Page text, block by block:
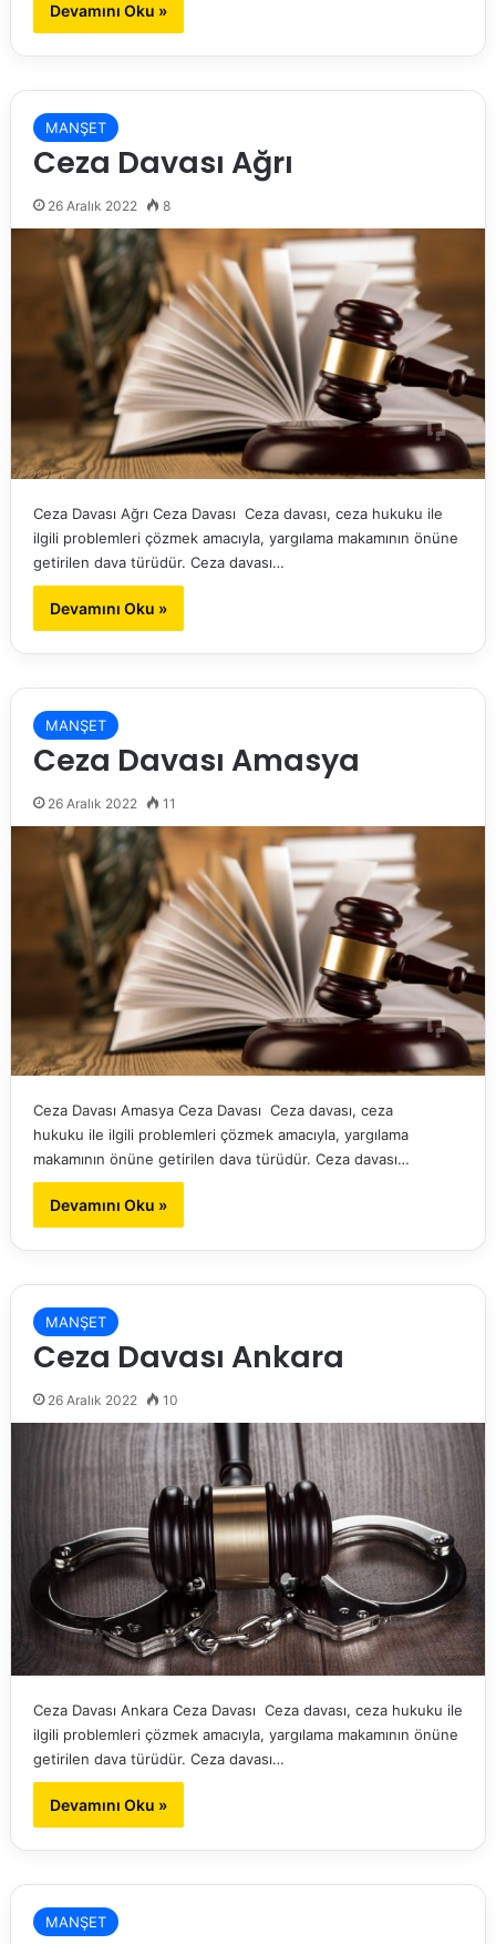
Devamını Oku »
MANŞET
Ceza Davası Ağrı
26 Aralık 2022 8
Ceza Davası Ağrı Ceza Davası Ceza davası, ceza hukuku ile
ilgili problemleri çözmek amacıyla, yargılama makamının önüne
getirilen dava türüdür. Ceza davası…
Devamını Oku »
MANŞET
Ceza Davası Amasya
26 Aralık 2022 11
Ceza Davası Amasya Ceza Davası Ceza davası, ceza
hukuku ile ilgili problemleri çözmek amacıyla, yargılama
makamının önüne getirilen dava türüdür. Ceza davası…
Devamını Oku »
MANŞET
Ceza Davası Ankara
26 Aralık 2022 10
Ceza Davası Ankara Ceza Davası Ceza davası, ceza hukuku ile
ilgili problemleri çözmek amacıyla, yargılama makamının önüne
getirilen dava türüdür. Ceza davası…
Devamını Oku »
MANŞET